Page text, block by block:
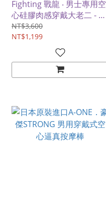
Fighting 戰龍 ‧ 男士專用空
心硅膠肉感穿戴大老二 - 滿
足她不在話下﹝M﹞
NT$3,600
NT$1,199